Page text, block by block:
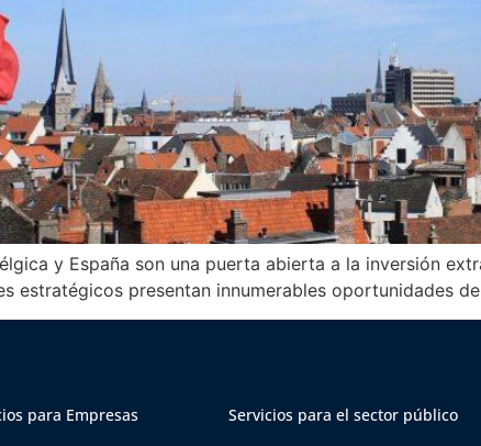
y España son una puerta abierta a la inversión
estratégicos presentan innumerables oportunidades
para Empresas Servicios para el sector público